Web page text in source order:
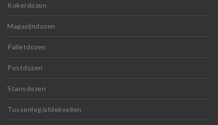
Kokerdozen
Magazijndozen
Palletdozen
Postdozen
Stansdozen
Tussenleg/afdekvellen